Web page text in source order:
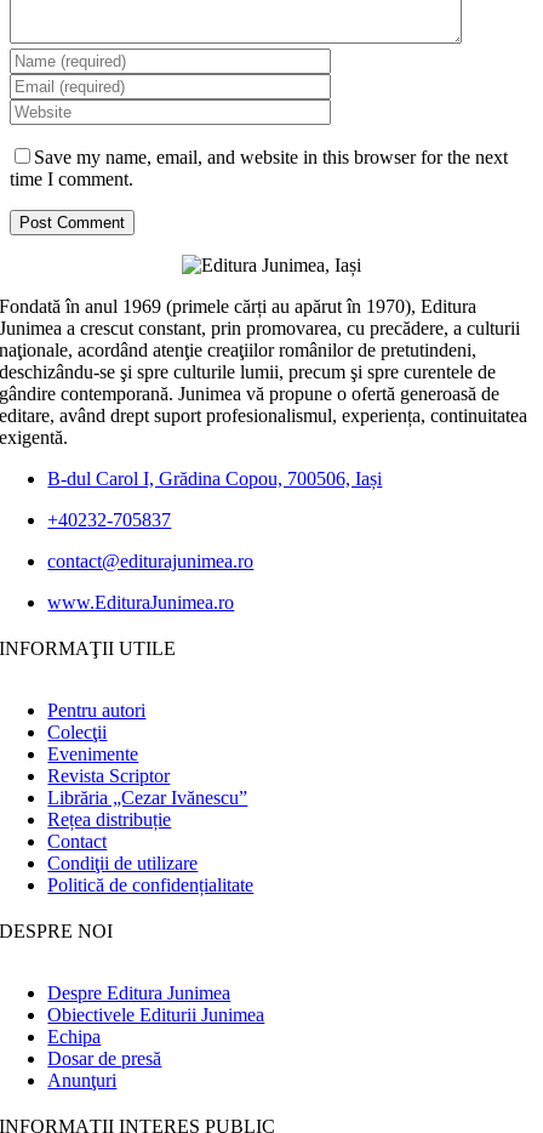
Save my name, email, and website in this browser for the next
time I comment.
Fondată în anul 1969 (primele cărți au apărut în 1970), Editura
Junimea a crescut constant, prin promovarea, cu precădere, a culturii
naţionale, acordând atenţie creaţiilor românilor de pretutindeni,
deschizându-se şi spre culturile lumii, precum şi spre curentele de
gândire contemporană. Junimea vă propune o ofertă generoasă de
editare, având drept suport profesionalismul, experiența, continuitatea
exigentă.
B-dul Carol I, Grădina Copou, 700506, Iași
+40232-705837
contact@editurajunimea.ro
www.EdituraJunimea.ro
INFORMAŢII UTILE
Pentru autori
Colecţii
Evenimente
Revista Scriptor
Librăria „Cezar Ivănescu”
Rețea distribuție
Contact
Condiţii de utilizare
Politică de confidențialitate
DESPRE NOI
Despre Editura Junimea
Obiectivele Editurii Junimea
Echipa
Dosar de presă
Anunţuri
INFORMAȚII INTERES PUBLIC